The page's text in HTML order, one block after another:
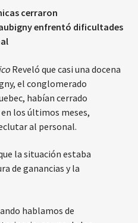
cerraron
enfrentó dificultades
Reveló que casi una docena
el conglomerado
habían cerrado
los últimos meses,
al personal.
la situación estaba
de ganancias y la
hablamos de